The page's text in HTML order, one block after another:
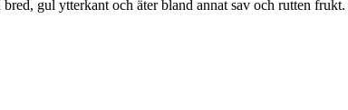
gul ytterkant och äter bland annat sav och rutten